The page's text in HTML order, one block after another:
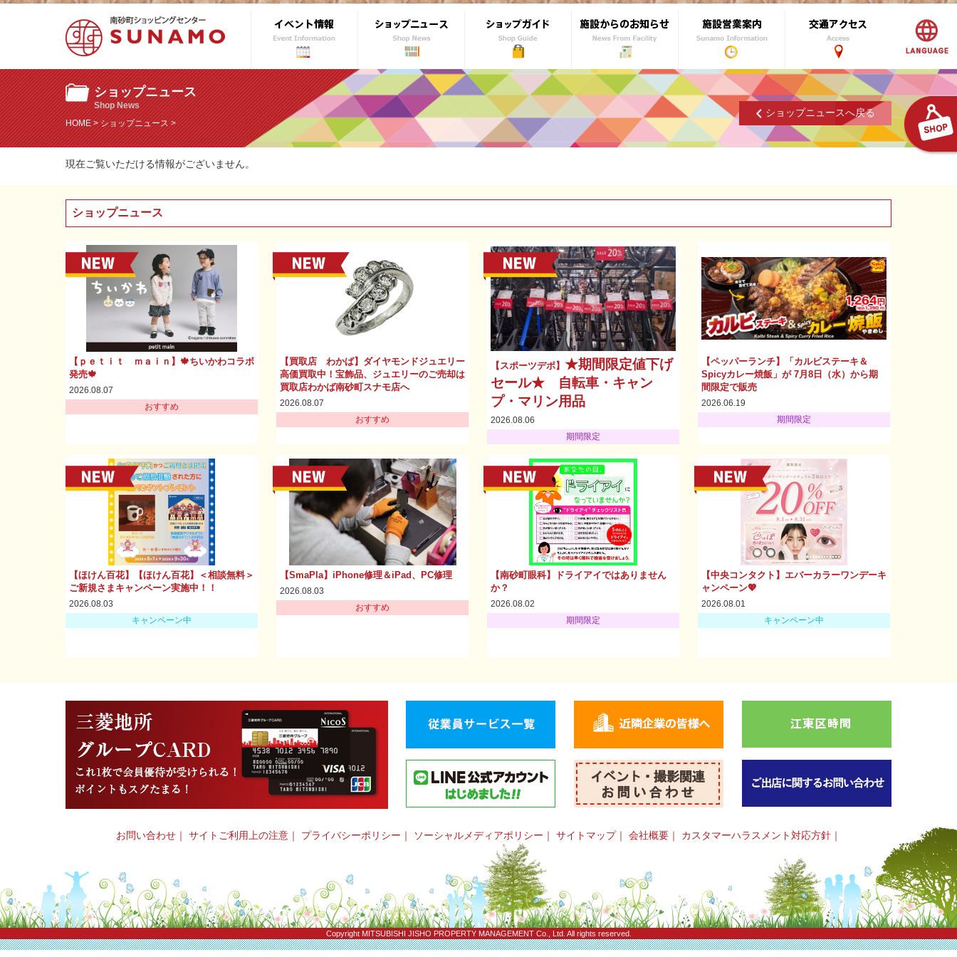
ショップニュース
Shop News
HOME>ショップニュース>
ショップニュースへ戻る
現在ご覧いただける情報がございません。
ショップニュース
【ｐｅｔｉｔ ｍａｉｎ】🍁ちいかわコラボ
発売🍁
2026.08.07
おすすめ
【買取店 わかば】ダイヤモンドジュエリー
高価買取中！宝飾品、ジュエリーのご売却は
買取店わかば南砂町スナモ店へ
2026.08.07
おすすめ
【スポーツデポ】 ★期間限定値下げ
セール★ 自転車・キャン
プ・マリン用品
2026.08.06
期間限定
【ペッパーランチ】「カルビステーキ＆
Spicyカレー焼飯」が 7月8日（水）から期
間限定で販売
2026.06.19
期間限定
【ほけん百花】【ほけん百花】＜相談無料＞
ご新規さまキャンペーン実施中！！
2026.08.03
キャンペーン中
【SmaPla】iPhone修理＆iPad、PC修理
2026.08.03
おすすめ
【南砂町眼科】ドライアイではありません
か？
2026.08.02
期間限定
【中央コンタクト】エバーカラーワンデーキ
ャンペーン💖
2026.08.01
キャンペーン中
お問い合わせ ｜ サイトご利用上の注意 ｜ プライバシーポリシー ｜ ソーシャルメディアポリシー ｜ サイトマップ｜ 会社概要 ｜ カスタマーハラスメント対応方針 ｜
CopyrightMITSUBISHI JISHO PROPERTY MANAGEMENT Co., Ltd. All rights reserved.